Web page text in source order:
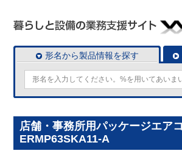
形名から製品情報を探す
店舗・事務所用パッケージエア
ERMP63SKA11-A